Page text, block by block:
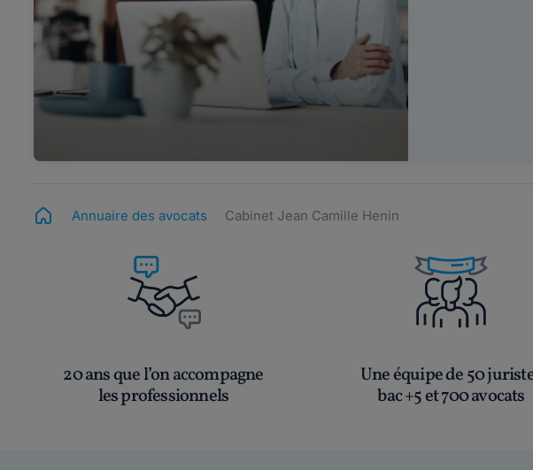
Annuaire des avocats Cabinet Jean Camille Henin
20 ans que l’on accompagne
les professionnels
Une équipe de 50
bac +5 et 700 avocats